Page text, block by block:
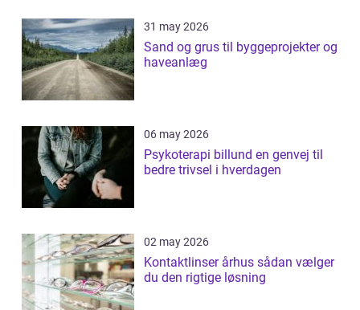
31 may 2026
Sand og grus til byggeprojekter og
haveanlæg
06 may 2026
Psykoterapi billund en genvej til
bedre trivsel i hverdagen
02 may 2026
Kontaktlinser århus sådan vælger
du den rigtige løsning